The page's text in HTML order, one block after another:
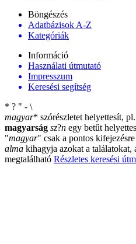
Böngészés
Adatbázisok A-Z
Kategóriák
Információ
Használati útmutató
Impresszum
Keresési segítség
* ? " - \
magyar* szórészletet helyettesít,
magyarság sz?n egy betűt
"magyar" csak a pontos
alma kihagyja azokat a találatokat,
megtalálható Részletes keresési